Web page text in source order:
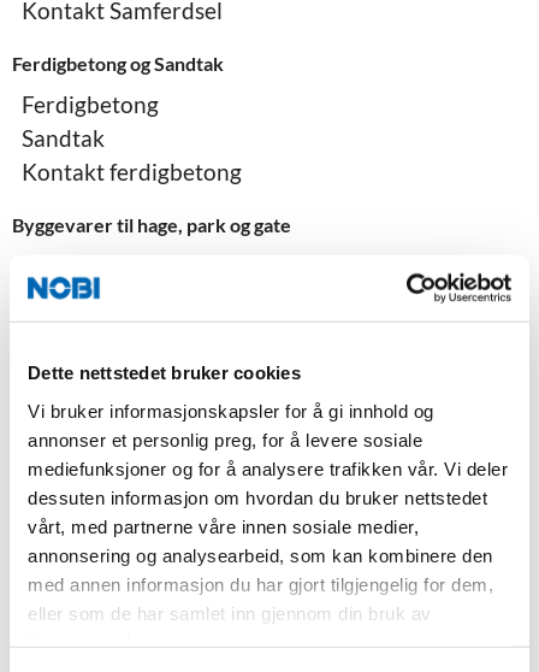
Dette nettstedet bruker cookies
Vi bruker informasjonskapsler for å gi innhold og
annonser et personlig preg, for å levere sosiale
mediefunksjoner og for å analysere trafikken vår. Vi deler
dessuten informasjon om hvordan du bruker nettstedet
vårt, med partnerne våre innen sosiale medier,
annonsering og analysearbeid, som kan kombinere den
med annen informasjon du har gjort tilgjengelig for dem,
eller som de har samlet inn gjennom din bruk av
Kontakt Samferdsel
Ferdigbetong og Sandtak
Ferdigbetong
Sandtak
Kontakt ferdigbetong
Byggevarer til hage, park og gate
Støttemur
Heller
Industristein
Drensrenner
Treplantekummer
Fotskraperist i prefabrikkert kum
Ledelinjer
Kontakt byggevarer